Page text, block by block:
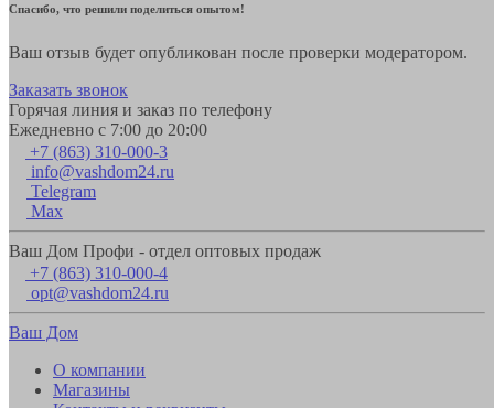
Спасибо, что решили поделиться опытом!
Ваш отзыв будет опубликован после проверки модератором.
Заказать звонок
Горячая линия и заказ по телефону
Ежедневно с 7:00 до 20:00
+7 (863) 310-000-3
info@vashdom24.ru
Telegram
Max
Ваш Дом Профи - отдел оптовых продаж
+7 (863) 310-000-4
opt@vashdom24.ru
Ваш Дом
О компании
Магазины